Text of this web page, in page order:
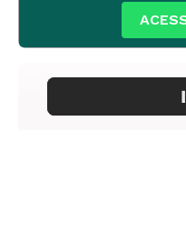
Atenta a essa
Educação um
transformação da
empresa que atua